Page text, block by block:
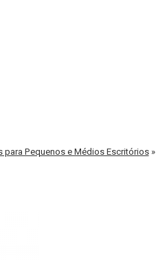
para Pequenos e Médios Escritórios»